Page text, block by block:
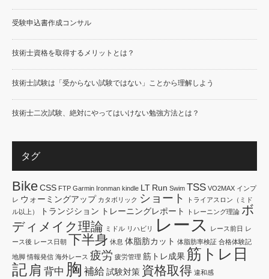
受験申込書作成コンサル
技術士資格を取得するメリットとは？
技術士試験は「受からない試験ではない」ことから理解しよう
技術士二次試験、絶対にやってはいけない勉強方法とは？
タグ
BikeCSS FTP Garmin Ironman kindle LT Run Swim TSS VO2MAX インプ
レ ウォーミングアップ カタボリック ショート
トライアスロン（ミド
ル以上）
トランジション トレーニングレポート トレーニング理論 ボ
ディメイク理論 ミドル リハビリ レース レース前日 レ
ース後 レース日朝 下半身 休息 体脂肪カット 体脂肪率検証 合格体験記
地脚 情報発信 海外レース 疲労 疲労管理 筋トレ成果 筋トレ日
記 肩 背中 胸 補給 試験対策 資格取得 違和感